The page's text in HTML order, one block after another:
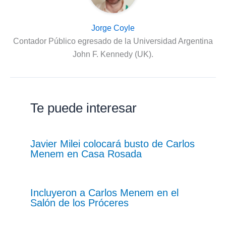
Jorge Coyle
Contador Público egresado de la Universidad Argentina
John F. Kennedy (UK).
Te puede interesar
Javier Milei colocará busto de Carlos
Menem en Casa Rosada
Incluyeron a Carlos Menem en el
Salón de los Próceres